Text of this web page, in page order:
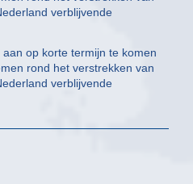
verblijvende
op korte termijn te komen
rond het verstrekken van
verblijvende